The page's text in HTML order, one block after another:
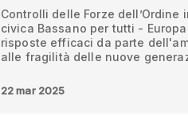
Controlli delle Forze dell’Ordine
civica Bassano per tutti -
risposte efficaci da parte
alle fragilità delle nuove
22 mar 2025